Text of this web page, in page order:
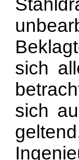
sich
sich